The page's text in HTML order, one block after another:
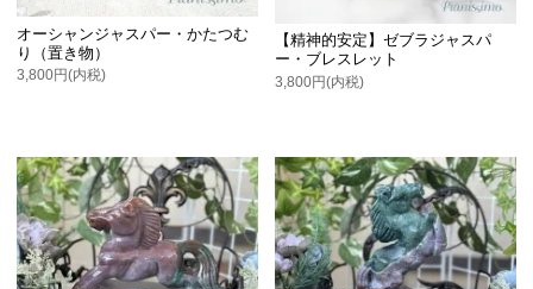
オーシャンジャスパー・かたつむ
り（置き物）
3,800円(内税)
【精神的安定】ゼブラジャスパ
ー・ブレスレット
3,800円(内税)